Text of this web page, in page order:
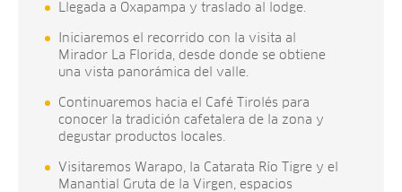
Llegada a Oxapampa y traslado al lodge.
Iniciaremos el recorrido con la visita al
Mirador La Florida, desde donde se obtiene
una vista panorámica del valle.
Continuaremos hacia el Café Tirolés para
conocer la tradición cafetalera de la zona y
degustar productos locales.
Visitaremos Warapo, la Catarata Río Tigre y el
Manantial Gruta de la Virgen, espacios